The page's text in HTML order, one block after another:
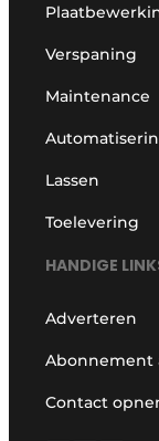
Verspaning
Maintenance
Lassen
Toelevering
HANDIGE
Adverteren
Abonnement
Contact